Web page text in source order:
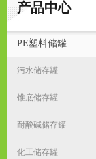
产品中心
PE塑料储罐
污水储存罐
锥底储存罐
耐酸碱储存罐
化工储存罐